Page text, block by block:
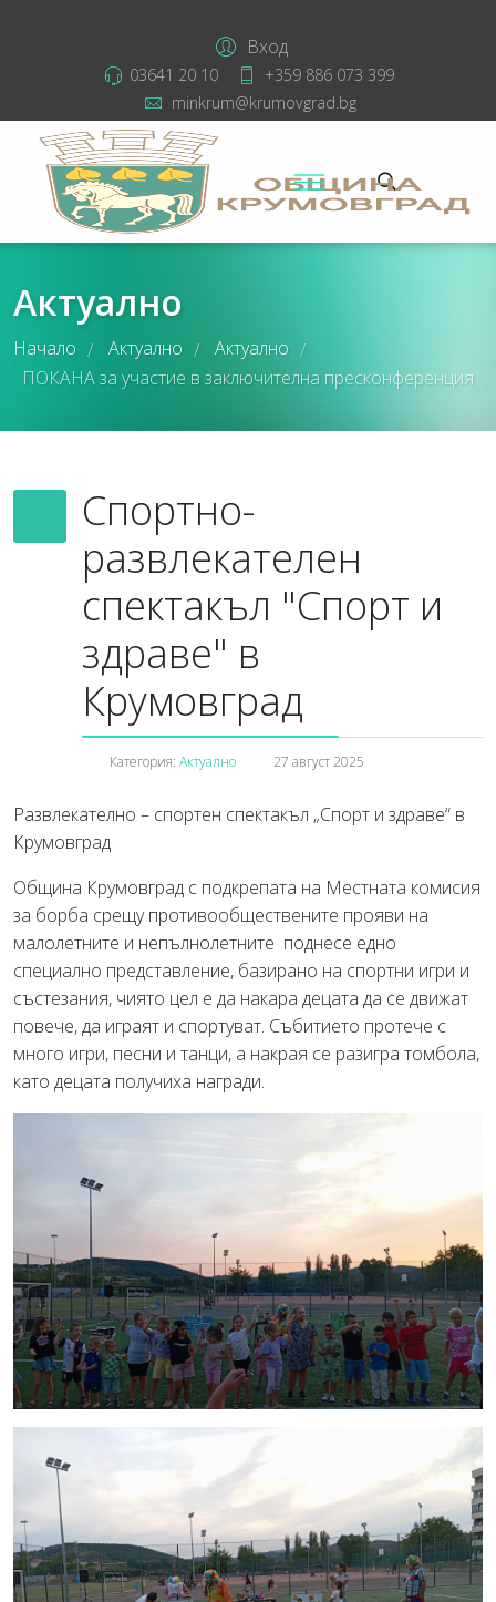
Вход
03641 20 10
+359 886 073 399
minkrum@krumovgrad.bg
Актуално
Начало / Актуално / Актуално /
ПОКАНА за участие в заключителна пресконференция
Спортно-
развлекателен
спектакъл "Спорт и
здраве" в
Крумовград
Категория: Актуално 27 август 2025
Развлекателно – спортен спектакъл „Спорт и здраве“ в
Крумовград
Община Крумовград с подкрепата на Местната комисия
за борба срещу противообществените прояви на
малолетните и непълнолетните поднесе едно
специално представление, базирано на спортни игри и
състезания, чиято цел е да накара децата да се движат
повече, да играят и спортуват. Събитието протече с
много игри, песни и танци, а накрая се разигра томбола,
като децата получиха награди.